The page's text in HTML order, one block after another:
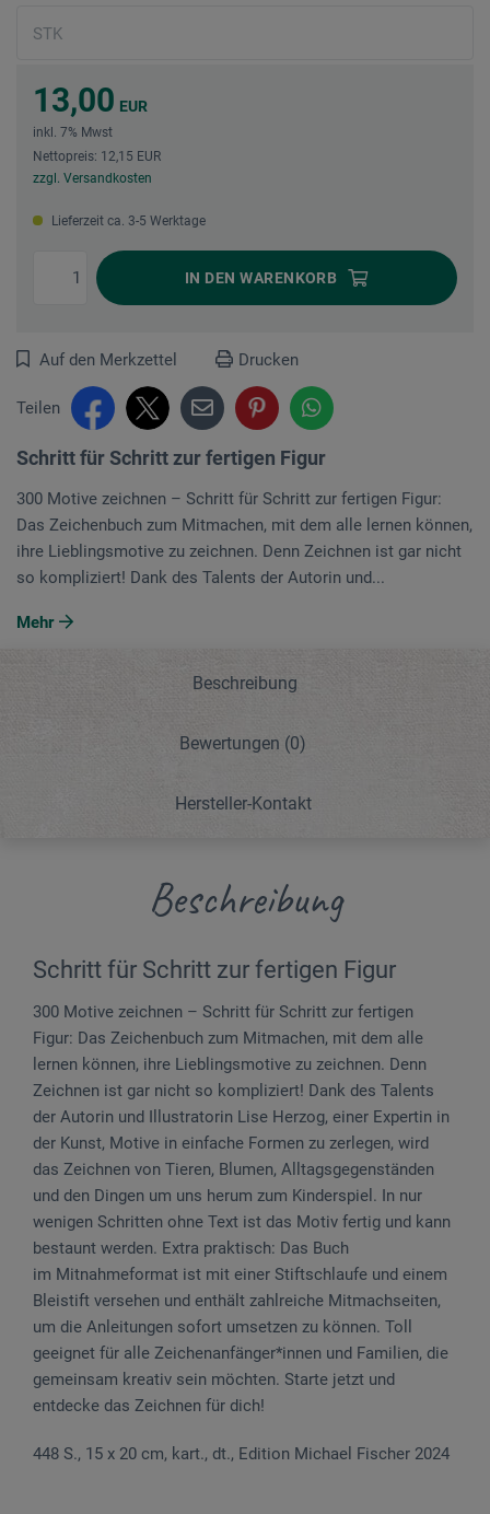
13,00 EUR
inkl. 7% Mwst
Nettopreis: 12,15 EUR
zzgl. Versandkosten
Lieferzeit ca. 3-5 Werktage
IN DEN WARENKORB
Auf den Merkzettel Drucken
Teilen
Schritt für Schritt zur fertigen Figur
300 Motive zeichnen – Schritt für Schritt zur fertigen Figur:
Das Zeichenbuch zum Mitmachen, mit dem alle lernen können,
ihre Lieblingsmotive zu zeichnen. Denn Zeichnen ist gar nicht
so kompliziert! Dank des Talents der Autorin und...
Mehr
Beschreibung
Bewertungen (0)
Hersteller-Kontakt
Beschreibung
Schritt für Schritt zur fertigen Figur
300 Motive zeichnen – Schritt für Schritt zur fertigen
Figur: Das Zeichenbuch zum Mitmachen, mit dem alle
lernen können, ihre Lieblingsmotive zu zeichnen. Denn
Zeichnen ist gar nicht so kompliziert! Dank des Talents
der Autorin und Illustratorin Lise Herzog, einer Expertin in
der Kunst, Motive in einfache Formen zu zerlegen, wird
das Zeichnen von Tieren, Blumen, Alltagsgegenständen
und den Dingen um uns herum zum Kinderspiel. In nur
wenigen Schritten ohne Text ist das Motiv fertig und kann
bestaunt werden. Extra praktisch: Das Buch
im Mitnahmeformat ist mit einer Stiftschlaufe und einem
Bleistift versehen und enthält zahlreiche Mitmachseiten,
um die Anleitungen sofort umsetzen zu können. Toll
geeignet für alle Zeichenanfänger*innen und Familien, die
gemeinsam kreativ sein möchten. Starte jetzt und
entdecke das Zeichnen für dich!
448 S., 15 x 20 cm, kart., dt., Edition Michael Fischer 2024